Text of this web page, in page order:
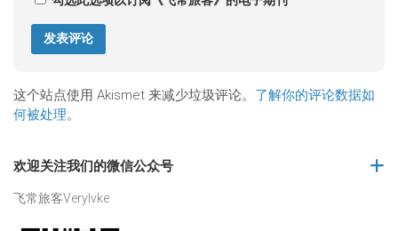
这个站点使用 Akismet 来减少垃圾评论。 了解你的评论数据如
何被处理。
欢迎关注我们的微信公众号
飞常旅客Verylvke